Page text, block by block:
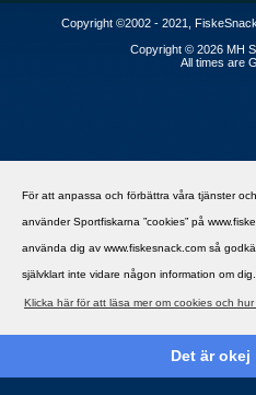
För att anpassa och förbättra våra tjänster
använder Sportfiskarna ”cookies” på
använda dig av www.fiskesnack.com så
självklart inte vidare någon information om dig.
Klicka här för att läsa mer om cookies och hur
Det är okej
Copyright ©2002 - 2021,
Copyright © 2026 MH
All times are